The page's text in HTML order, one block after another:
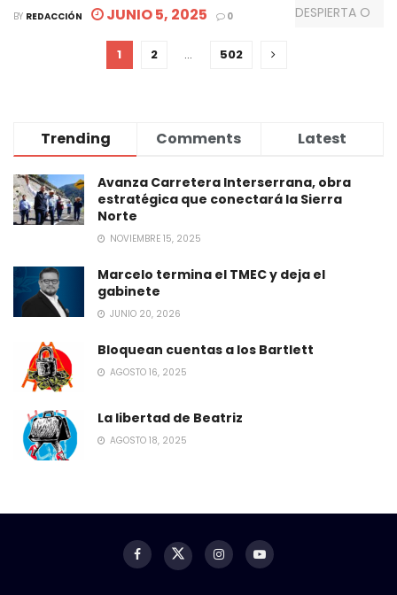
BY REDACCIÓN JUNIO 5, 2025 0
1 2 … 502
Trending Comments Latest
Avanza Carretera Interserrana, obra
estratégica que conectará la Sierra
Norte
NOVIEMBRE 15, 2025
Marcelo termina el TMEC y deja el
gabinete
JUNIO 20, 2026
Bloquean cuentas a los Bartlett
AGOSTO 16, 2025
La libertad de Beatriz
AGOSTO 18, 2025